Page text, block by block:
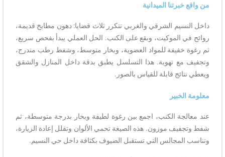
الميدانية
الشرقي والغربي تتكرر ثلاث قضايا: دهون مطابخ قديمة،
وبقع على الكنب. الحل العملي يبدأ بفحص سريع،
للمواد العضوية، وبخار متوسط، وشفط رطب متدرج،
تهوية. هذا التسلسل يطبق بدقة داخل المنازل والشقق
قابلة للقياس بالصور.
الكنب، اجمع بين رغوة لطيفة وبخار بدرجة متوسطة، ثم
موزون. هذه الصيغة تحمي الألوان وتقلل إعادة الزيارة،
التي تستقبل الضيوف بكثافة داخل حي النسيم.